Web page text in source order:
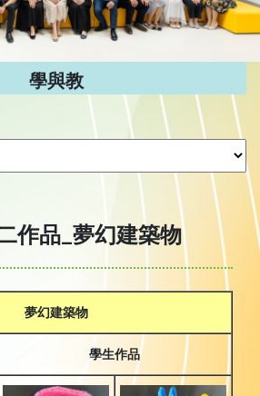
學與教
作品_夢幻建築物
夢幻建築物
學生作品